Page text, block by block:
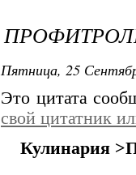
Пятница, 25
Это цитата
свой цитатник
Кулинария